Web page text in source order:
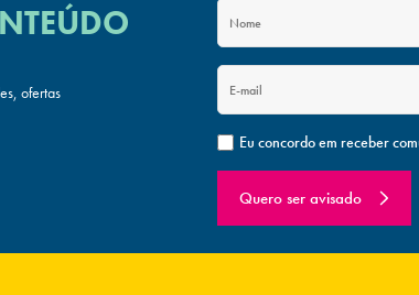
ofertas
Eu concordo em receber
Quero ser avisado